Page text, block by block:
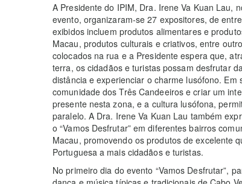
A Presidente do IPIM, Dra. Irene Va Kuan Lau,
evento, organizaram-se 27 expositores, de
exibidos incluem produtos alimentares e
Macau, produtos culturais e criativos, entre
colocados na rua e a Presidente espera que,
terra, os cidadãos e turistas possam desfrutar
distância e experienciar o charme lusófono.
comunidade dos Três Candeeiros e criar um
presente nesta zona, e a cultura lusófona,
paralelo. A Dra. Irene Va Kuan Lau também
o “Vamos Desfrutar” em diferentes bairros
Macau, promovendo os produtos de excelente
Portuguesa a mais cidadãos e turistas.
No primeiro dia do evento “Vamos Desfrutar”,